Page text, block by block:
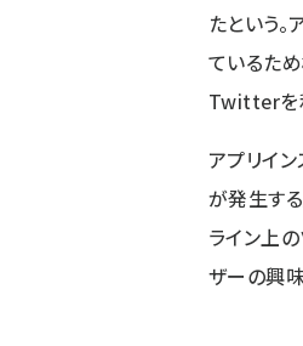
たという
ているた
Twitterを
アプリイ
が発生す
ライン上
ザーの興